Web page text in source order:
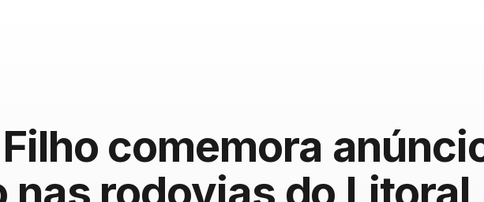
comemora